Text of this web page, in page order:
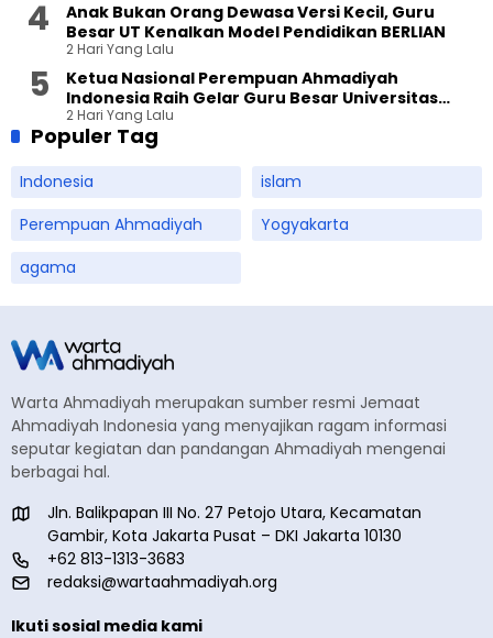
Anak Bukan Orang Dewasa Versi Kecil, Guru
Besar UT Kenalkan Model Pendidikan BERLIAN
2 Hari Yang Lalu
Ketua Nasional Perempuan Ahmadiyah
Indonesia Raih Gelar Guru Besar Universitas
Terbuka
2 Hari Yang Lalu
Populer Tag
Indonesia
islam
Perempuan Ahmadiyah
Yogyakarta
agama
Warta Ahmadiyah merupakan sumber resmi Jemaat
Ahmadiyah Indonesia yang menyajikan ragam informasi
seputar kegiatan dan pandangan Ahmadiyah mengenai
berbagai hal.
Jln. Balikpapan III No. 27 Petojo Utara, Kecamatan
Gambir, Kota Jakarta Pusat – DKI Jakarta 10130
+62 813-1313-3683
redaksi@wartaahmadiyah.org
Ikuti sosial media kami